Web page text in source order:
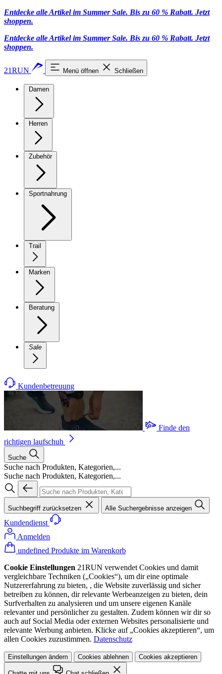
Entdecke alle Artikel im Summer Sale. Bis zu 60 % Rabatt. Jetzt
shoppen.
Entdecke alle Artikel im Summer Sale. Bis zu 60 % Rabatt. Jetzt
shoppen.
21RUN Menü öffnen Schließen
Damen
Herren
Zubehör
Sportnahrung
Trail
Marken
Beratung
Sale
Kundenbetreuung
Finde den
richtigen laufschuh
Suche
Suche nach Produkten, Kategorien,...
Suche nach Produkten, Kategorien,...
Suchbegriff zurücksetzen Alle Suchergebnisse anzeigen
Kundendienst
Anmelden
undefined Produkte im Warenkorb
Cookie Einstellungen 21RUN verwendet Cookies und damit
vergleichbare Techniken („Cookies“), um dir eine optimale
Nutzererfahrung zu bieten, , die Website zuverlässig und sicher
betreiben zu können, dir relevante Werbeanzeigen zu bieten, dein
Surfverhalten zu analysieren und um unsere eigenen Kanäle
relevanter und persönlicher zu gestalten. Zudem können wir dir so
auch auf Social Media oder externen Websites personalisierte und
relevante Werbung anbieten. Klicke auf „Cookies akzeptieren“, um
allen Cookies zuzustimmen. Datenschutz
Einstellungen ändern Cookies ablehnen Cookies akzeptieren